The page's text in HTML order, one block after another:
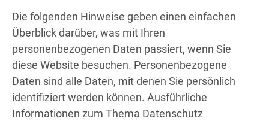
Die folgenden Hinweise geben einen einfachen
Überblick darüber, was mit Ihren
personenbezogenen Daten passiert, wenn Sie
diese Website besuchen. Personenbezogene
Daten sind alle Daten, mit denen Sie persönlich
identifiziert werden können. Ausführliche
Informationen zum Thema Datenschutz